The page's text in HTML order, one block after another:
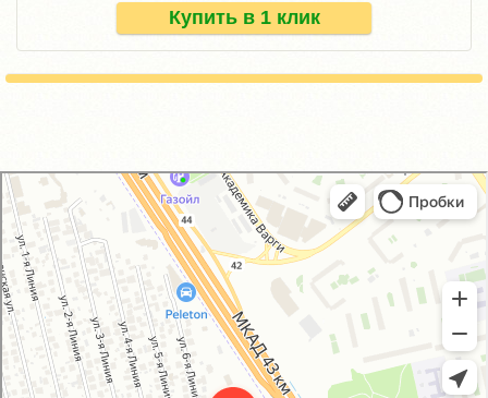
Купить в 1 клик
GM-City&VAG-Repair
Автосервис, автотехцентр в Москве
Магазин автозапчастей и автотоваров в Москве